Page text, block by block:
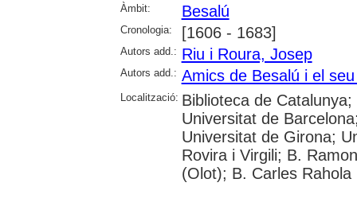
Àmbit:
Besalú
Cronologia: [1606 - 1683]
Autors add.: Riu i Roura, Josep
Autors add.: Amics de Besalú i el
Localització: Biblioteca de
Universitat de
Universitat de Girona;
Rovira i Virgili; B.
(Olot); B. Carles Rahola